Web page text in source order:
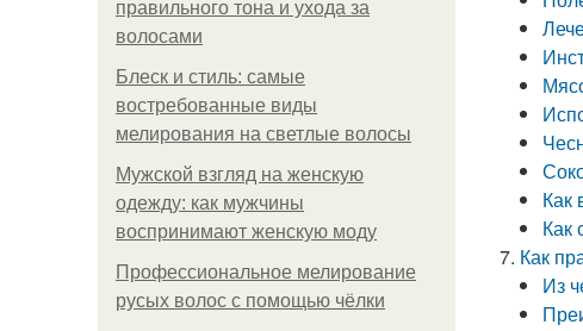
правильного тона и ухода за
волосами
Блеск и стиль: самые
востребованные виды
мелирования на светлые волосы
Мужской взгляд на женскую
одежду: как мужчины
воспринимают женскую моду
Профессиональное мелирование
русых волос с помощью чёлки
Как
Как
Как
Из